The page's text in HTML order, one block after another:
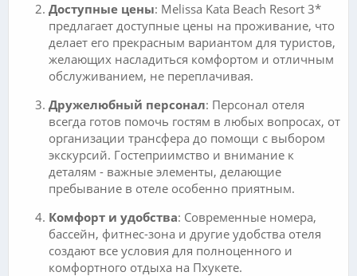
Доступные цены: Melissa Kata Beach Resort 3*
предлагает доступные цены на проживание, что
делает его прекрасным вариантом для туристов,
желающих насладиться комфортом и отличным
обслуживанием, не переплачивая.
Дружелюбный персонал: Персонал отеля
всегда готов помочь гостям в любых вопросах, от
организации трансфера до помощи с выбором
экскурсий. Гостеприимство и внимание к
деталям - важные элементы, делающие
пребывание в отеле особенно приятным.
Комфорт и удобства: Современные номера,
бассейн, фитнес-зона и другие удобства отеля
создают все условия для полноценного и
комфортного отдыха на Пхукете.